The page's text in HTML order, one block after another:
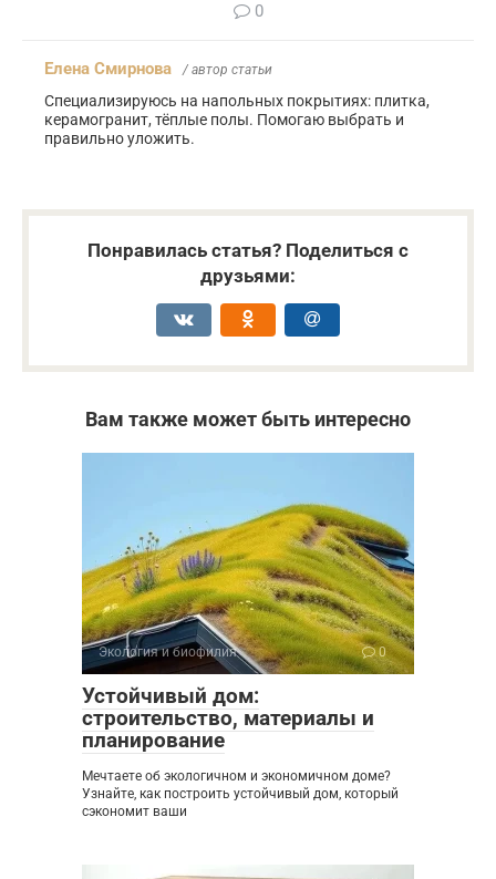
0
Елена Смирнова / автор статьи
Специализируюсь на напольных покрытиях: плитка,
керамогранит, тёплые полы. Помогаю выбрать и
правильно уложить.
Понравилась статья? Поделиться с
друзьями:
Вам также может быть интересно
Экология и биофилия 0
Устойчивый дом:
строительство, материалы и
планирование
Мечтаете об экологичном и экономичном доме?
Узнайте, как построить устойчивый дом, который
сэкономит ваши